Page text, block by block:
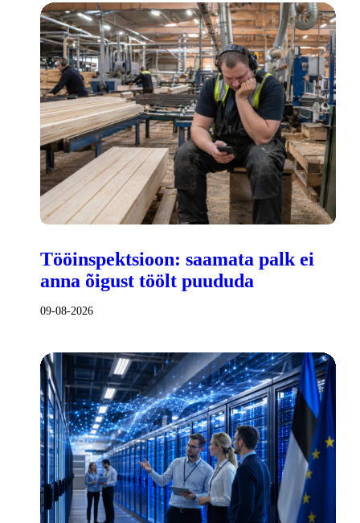
Tööinspektsioon: saamata palk ei
anna õigust töölt puududa
09-08-2026